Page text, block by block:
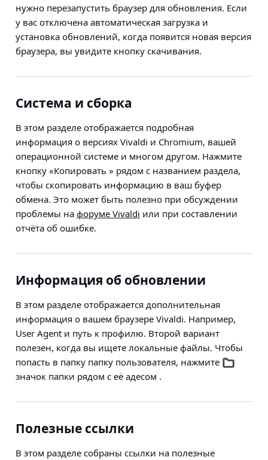
нужно перезапустить браузер для обновления. Если
у вас отключена автоматическая загрузка и
установка обновлений, когда появится новая версия
браузера, вы увидите кнопку скачивания.
Система и сборка
В этом разделе отображается подробная
информация о версиях Vivaldi и Chromium, вашей
операционной системе и многом другом. Нажмите
кнопку «Копировать » рядом с названием раздела,
чтобы скопировать информацию в ваш буфер
обмена. Это может быть полезно при обсуждении
проблемы на форуме Vivaldi или при составлении
отчёта об ошибке.
Информация об обновлении
В этом разделе отображается дополнительная
информация о вашем браузере Vivaldi. Например,
User Agent и путь к профилю. Второй вариант
полезен, когда вы ищете локальные файлы. Чтобы
попасть в папку папку пользователя, нажмите
значок папки рядом с её адесом .
Полезные ссылки
В этом разделе собраны ссылки на полезные